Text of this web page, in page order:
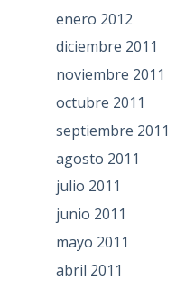
enero 2012
diciembre 2011
noviembre 2011
octubre 2011
septiembre 2011
agosto 2011
julio 2011
junio 2011
mayo 2011
abril 2011